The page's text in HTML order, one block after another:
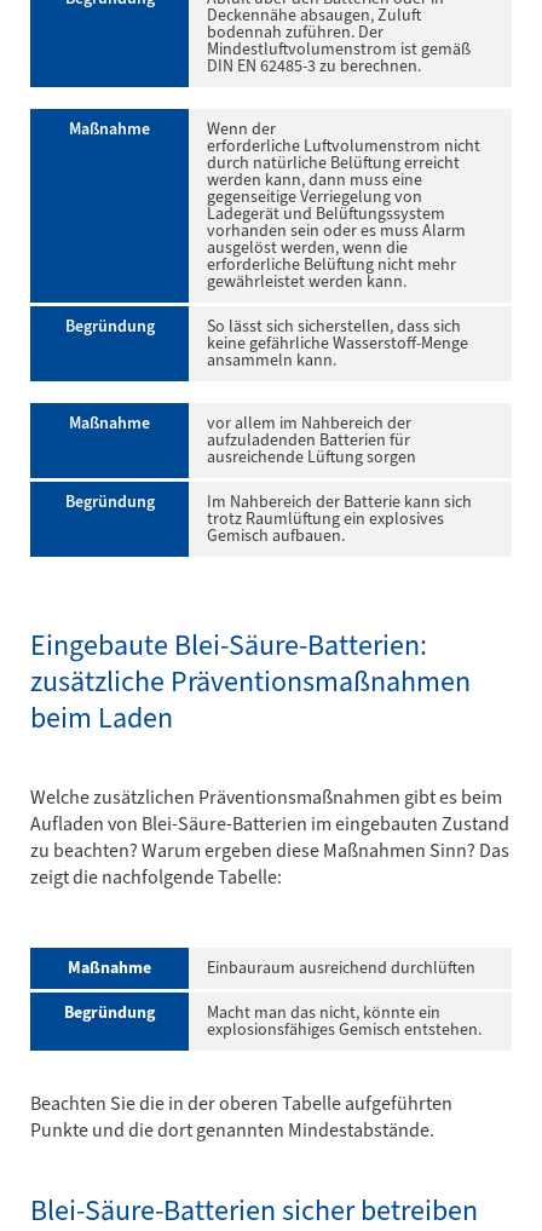
Deckennähe absaugen, Zuluft
bodennah zuführen. Der
Mindestluftvolumenstrom ist gemäß
DIN EN 62485-3 zu berechnen.
Maßnahme Wenn der
erforderliche Luftvolumenstrom nicht
durch natürliche Belüftung erreicht
werden kann, dann muss eine
gegenseitige Verriegelung von
Ladegerät und Belüftungssystem
vorhanden sein oder es muss Alarm
ausgelöst werden, wenn die
erforderliche Belüftung nicht mehr
gewährleistet werden kann.
Begründung
So lässt sich sicherstellen, dass sich
keine gefährliche Wasserstoff-Menge
ansammeln kann.
Maßnahme vor allem im Nahbereich der
aufzuladenden Batterien für
ausreichende Lüftung sorgen
Begründung
Im Nahbereich der Batterie kann sich
trotz Raumlüftung ein explosives
Gemisch aufbauen.
Eingebaute Blei-Säure-Batterien:
zusätzliche Präventionsmaßnahmen
beim Laden
Welche zusätzlichen Präventionsmaßnahmen gibt es beim
Aufladen von Blei-Säure-Batterien im eingebauten Zustand
zu beachten? Warum ergeben diese Maßnahmen Sinn? Das
zeigt die nachfolgende Tabelle:
Maßnahme
Einbauraum ausreichend durchlüften
Begründung
Macht man das nicht, könnte ein
explosionsfähiges Gemisch entstehen.
Beachten Sie die in der oberen Tabelle aufgeführten
Punkte und die dort genannten Mindestabstände.
Blei-Säure-Batterien sicher betreiben